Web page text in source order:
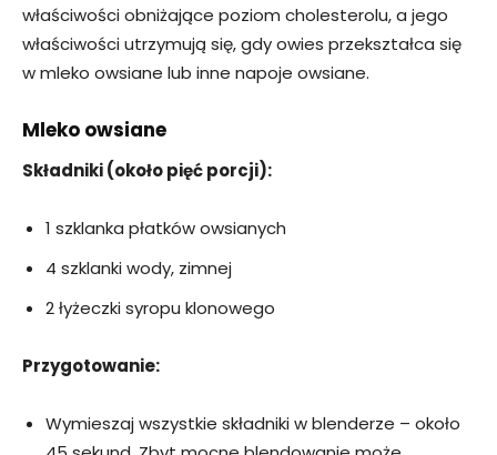
właściwości obniżające poziom cholesterolu, a jego
właściwości utrzymują się, gdy owies przekształca się
w mleko owsiane lub inne napoje owsiane.
Mleko owsiane
Składniki (około pięć porcji):
1 szklanka płatków owsianych
4 szklanki wody, zimnej
2 łyżeczki syropu klonowego
Przygotowanie:
Wymieszaj wszystkie składniki w blenderze – około